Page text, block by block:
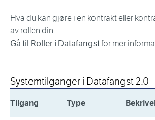
Hva du kan gjøre i en kontrakt eller
av rollen din.
Gå til Roller i Datafangstfor mer
Systemtilganger i Datafangst 2.0
Tilgang Type